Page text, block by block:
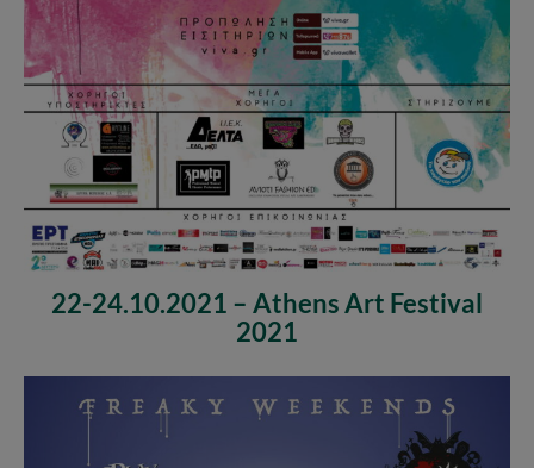
22-24.10.2021 – Athens Art Festival
2021